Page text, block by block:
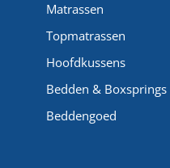
Matrassen
Topmatrassen
Hoofdkussens
Bedden & Boxsprings
Beddengoed